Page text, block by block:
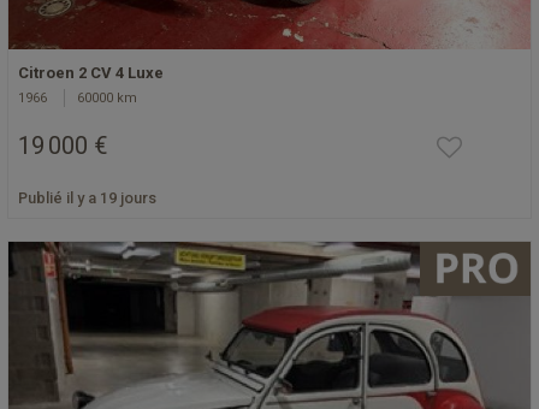
Citroen 2 CV 4 Luxe
1966 60000 km
19 000 €
Publié il y a 19 jours